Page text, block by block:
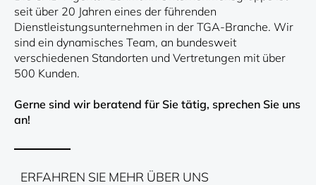
seit über 20 Jahren eines der führenden
Dienstleistungsunternehmen in der TGA-Branche. Wir
sind ein dynamisches Team, an bundesweit
verschiedenen Standorten und Vertretungen mit über
500 Kunden.
Gerne sind wir beratend für Sie tätig, sprechen Sie uns
an!
ERFAHREN SIE MEHR ÜBER UNS